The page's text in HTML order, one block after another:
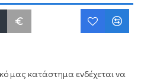
μας κατάστημα ενδέχεται να